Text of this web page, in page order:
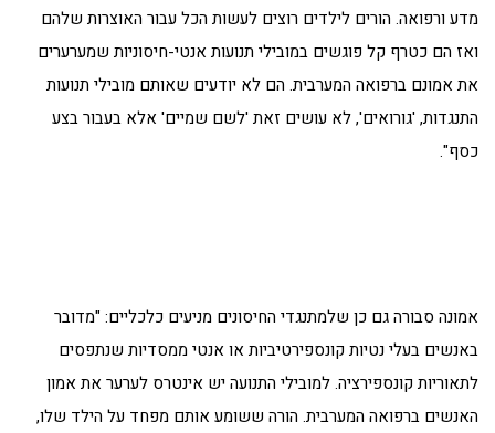
מדע ורפואה. הורים לילדים רוצים לעשות הכל עבור האוצרות שלהם
ואז הם כטרף קל פוגשים במובילי תנועות אנטי-חיסוניות שמערערים
את אמונם ברפואה המערבית. הם לא יודעים שאותם מובילי תנועות
התנגדות, 'גורואים', לא עושים זאת 'לשם שמיים' אלא בעבור בצע
כסף".
אמונה סבורה גם כן שלמתנגדי החיסונים מניעים כלכליים: "מדובר
באנשים בעלי נטיות קונספירטיביות או אנטי ממסדיות שנתפסים
לתאוריות קונספירציה. למובילי התנועה יש אינטרס לערער את אמון
האנשים ברפואה המערבית. הורה ששומע אותם מפחד על הילד שלו,